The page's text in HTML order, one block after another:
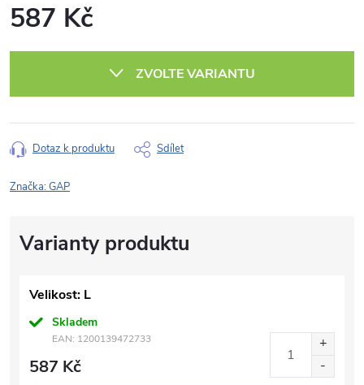
587 Kč
ZVOLTE VARIANTU
Dotaz k produktu Sdílet
Značka:GAP
Velikost: L
Skladem
EAN: 1200139472733
587 Kč